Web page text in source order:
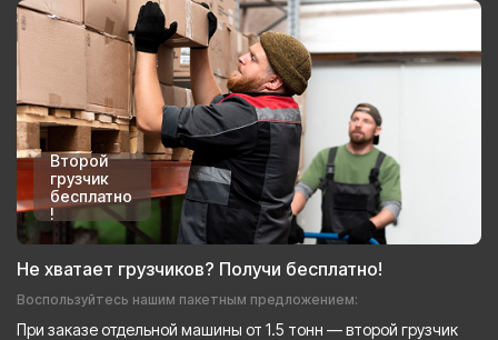
Второй
грузчик
бесплатно
!
Не хватает грузчиков? Получи бесплатно!
Воспользуйтесь нашим пакетным предложением:
При заказе отдельной машины от 1.5 тонн — второй грузчик